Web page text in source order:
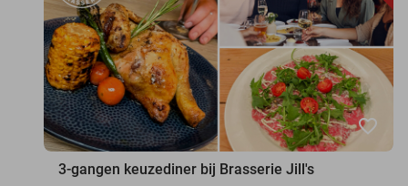
favorite_border
3-gangen keuzediner bij Brasserie Jill's